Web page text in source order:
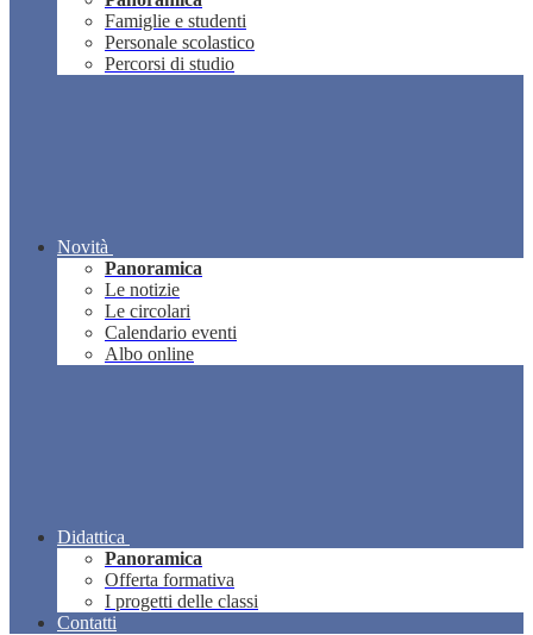
Famiglie e studenti
Personale scolastico
Percorsi di studio
Novità
Panoramica
Le notizie
Le circolari
Calendario eventi
Albo online
Didattica
Panoramica
Offerta formativa
I progetti delle classi
Contatti